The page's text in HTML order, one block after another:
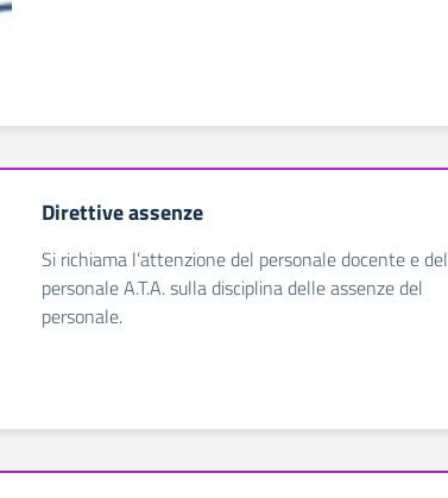
Direttive assenze
Si richiama l’attenzione del personale docente e del
personale A.T.A. sulla disciplina delle assenze del
personale.